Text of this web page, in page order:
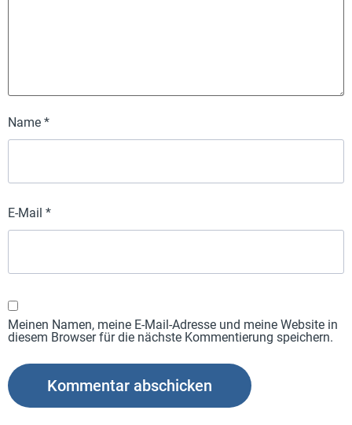
Name *
E-Mail *
Meinen Namen, meine E-Mail-Adresse und meine Website in
diesem Browser für die nächste Kommentierung speichern.